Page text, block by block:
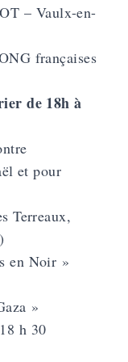
– Vaulx-en-
françaises
de 18h à
et pour
Terreaux,
en Noir »
»
h 30